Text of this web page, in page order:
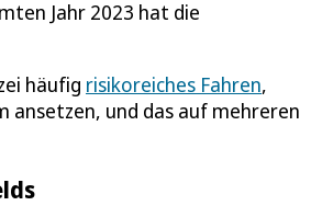
Jahr 2023 hat die
häufig risikoreiches Fahren,
ansetzen, und das auf mehreren